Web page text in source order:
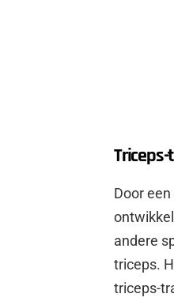
Door
andere
triceps.
triceps-